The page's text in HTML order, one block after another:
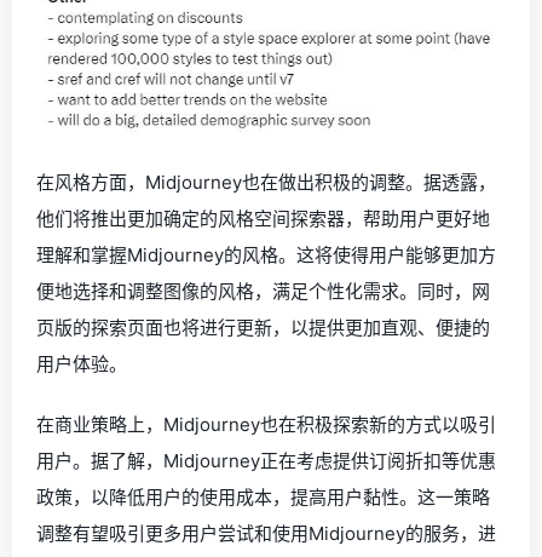
在风格方面，Midjourney也在做出积极的调整。据透露，
他们将推出更加确定的风格空间探索器，帮助用户更好地
理解和掌握Midjourney的风格。这将使得用户能够更加方
便地选择和调整图像的风格，满足个性化需求。同时，网
页版的探索页面也将进行更新，以提供更加直观、便捷的
用户体验。
在商业策略上，Midjourney也在积极探索新的方式以吸引
用户。据了解，Midjourney正在考虑提供订阅折扣等优惠
政策，以降低用户的使用成本，提高用户黏性。这一策略
调整有望吸引更多用户尝试和使用Midjourney的服务，进